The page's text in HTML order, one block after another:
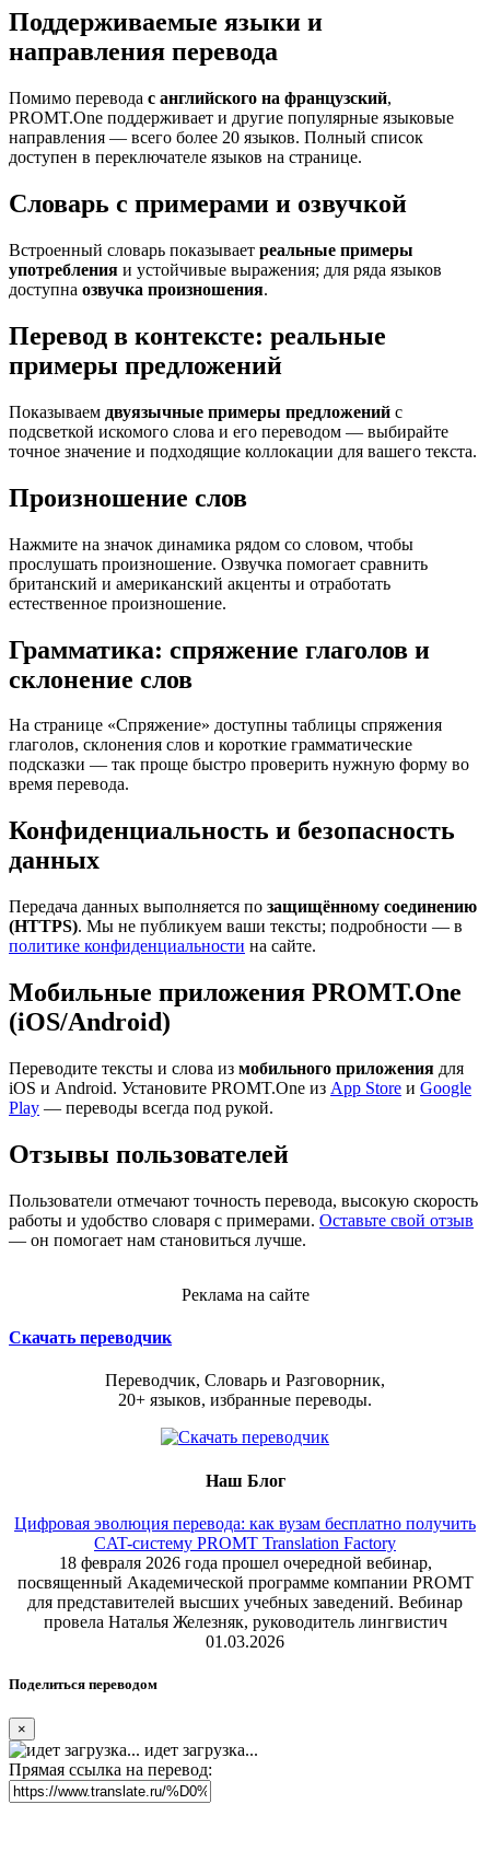
Поддерживаемые языки и
направления перевода
Помимо перевода с английского на французский,
PROMT.One поддерживает и другие популярные языковые
направления — всего более 20 языков. Полный список
доступен в переключателе языков на странице.
Словарь с примерами и озвучкой
Встроенный словарь показывает реальные примеры
употребления и устойчивые выражения; для ряда языков
доступна озвучка произношения.
Перевод в контексте: реальные
примеры предложений
Показываем двуязычные примеры предложений с
подсветкой искомого слова и его переводом — выбирайте
точное значение и подходящие коллокации для вашего текста.
Произношение слов
Нажмите на значок динамика рядом со словом, чтобы
прослушать произношение. Озвучка помогает сравнить
британский и американский акценты и отработать
естественное произношение.
Грамматика: спряжение глаголов и
склонение слов
На странице «Спряжение» доступны таблицы спряжения
глаголов, склонения слов и короткие грамматические
подсказки — так проще быстро проверить нужную форму во
время перевода.
Конфиденциальность и безопасность
данных
Передача данных выполняется по защищённому соединению
(HTTPS). Мы не публикуем ваши тексты; подробности — в
политике конфиденциальности на сайте.
Мобильные приложения PROMT.One
(iOS/Android)
Переводите тексты и слова из мобильного приложения для
iOS и Android. Установите PROMT.One из App Store и Google
Play — переводы всегда под рукой.
Отзывы пользователей
Пользователи отмечают точность перевода, высокую скорость
работы и удобство словаря с примерами. Оставьте свой отзыв
— он помогает нам становиться лучше.
Реклама на сайте
Скачать переводчик
Переводчик, Словарь и Разговорник,
20+ языков, избранные переводы.
Наш Блог
Цифровая эволюция перевода: как вузам бесплатно получить
CAT-систему PROMT Translation Factory
18 февраля 2026 года прошел очередной вебинар,
посвященный Академической программе компании PROMT
для представителей высших учебных заведений. Вебинар
провела Наталья Железняк, руководитель лингвистич
01.03.2026
Поделиться переводом
×
идет загрузка...
Прямая ссылка на перевод: